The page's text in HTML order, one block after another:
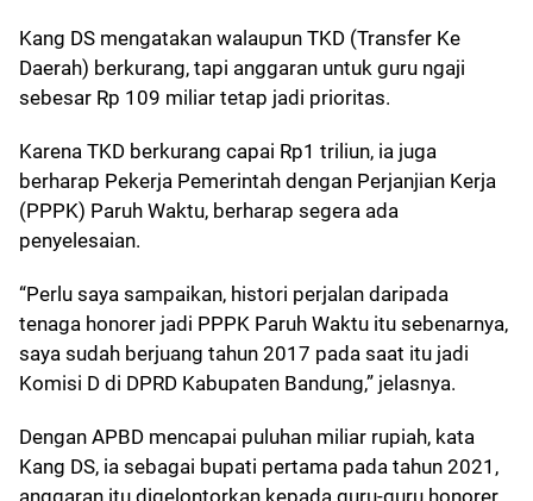
Kang DS mengatakan walaupun TKD (Transfer Ke
Daerah) berkurang, tapi anggaran untuk guru ngaji
sebesar Rp 109 miliar tetap jadi prioritas.
Karena TKD berkurang capai Rp1 triliun, ia juga
berharap Pekerja Pemerintah dengan Perjanjian Kerja
(PPPK) Paruh Waktu, berharap segera ada
penyelesaian.
“Perlu saya sampaikan, histori perjalan daripada
tenaga honorer jadi PPPK Paruh Waktu itu sebenarnya,
saya sudah berjuang tahun 2017 pada saat itu jadi
Komisi D di DPRD Kabupaten Bandung,” jelasnya.
Dengan APBD mencapai puluhan miliar rupiah, kata
Kang DS, ia sebagai bupati pertama pada tahun 2021,
anggaran itu digelontorkan kepada guru-guru honorer